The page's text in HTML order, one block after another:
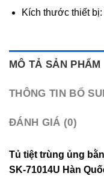
Kích thước thiết
MÔ TẢ SẢN PHẨM
THÔNG TIN BỔ
ĐÁNH GIÁ (0)
Tủ tiệt trùng ủng
SK-71014U Hàn